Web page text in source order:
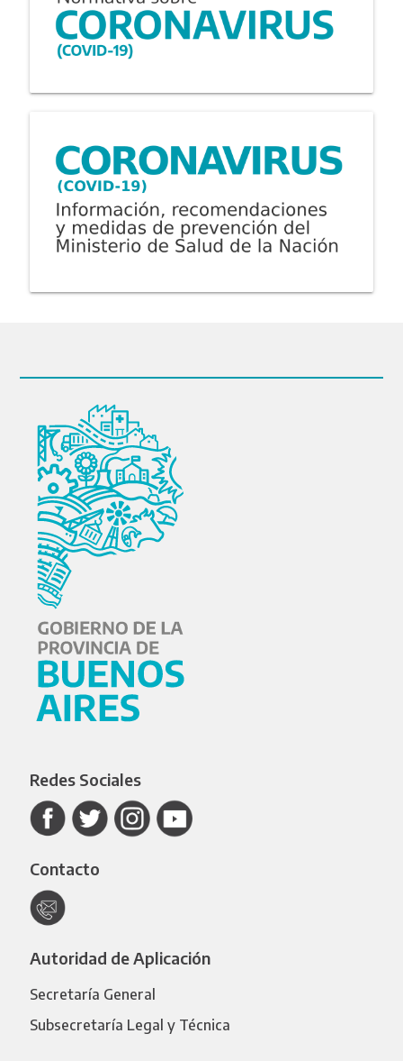
Redes Sociales
Contacto
Autoridad de Aplicación
Secretaría General
Subsecretaría Legal y Técnica